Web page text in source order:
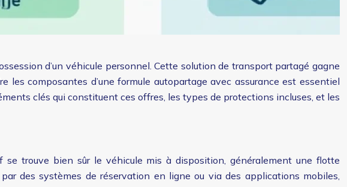
d’un véhicule personnel. Cette solution de transport partagé gagne
les composantes d’une formule autopartage avec assurance est essentiel
clés qui constituent ces offres, les types de protections incluses, et les
trouve bien sûr le véhicule mis à disposition, généralement une flotte
des systèmes de réservation en ligne ou via des applications mobiles,